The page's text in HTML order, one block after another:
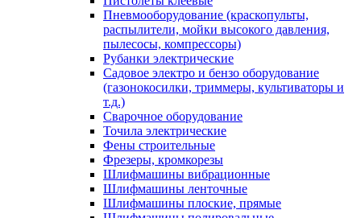
Пневмооборудование (краскопульты,
распылители, мойки высокого давления,
пылесосы, компрессоры)
Рубанки электрические
Садовое электро и бензо оборудование
(газонокосилки, триммеры, культиваторы и
т.д.)
Сварочное оборудование
Точила электрические
Фены строительные
Фрезеры, кромкорезы
Шлифмашины вибрационные
Шлифмашины ленточные
Шлифмашины плоские, прямые